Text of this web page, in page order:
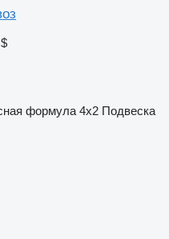
формула 4x2 Подвеска